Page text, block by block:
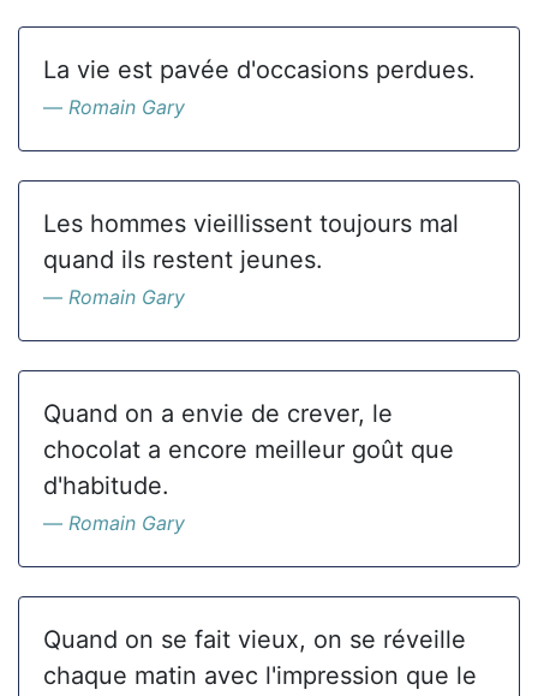
La vie est pavée d'occasions perdues.
Romain Gary
Les hommes vieillissent toujours mal
quand ils restent jeunes.
Romain Gary
Quand on a envie de crever, le
chocolat a encore meilleur goût que
d'habitude.
Romain Gary
Quand on se fait vieux, on se réveille
chaque matin avec l'impression que le